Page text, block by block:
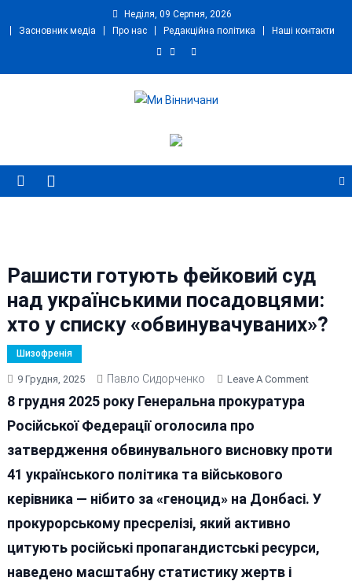
Неділя, 09 Серпня, 2026
Засновник медіа
Про нас Редакційна політика Наші контакти
Рашисти готують фейковий суд
над українськими посадовцями:
хто у списку «обвинувачуваних»?
Шизофренія
9 Грудня, 2025 Павло Сидорченко Leave A CommentOn
Суд
Списку
8 грудня 2025 року Генеральна прокуратура
Російської Федерації оголосила про
затвердження обвинувального висновку проти
41 українського політика та військового
керівника — нібито за «геноцид» на Донбасі. У
прокурорському пресрелізі, який активно
цитують російські пропагандистські ресурси,
наведено масштабну статистику жертв і